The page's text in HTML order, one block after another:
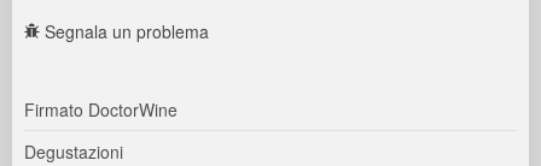
Segnala un problema
Firmato DoctorWine
Degustazioni